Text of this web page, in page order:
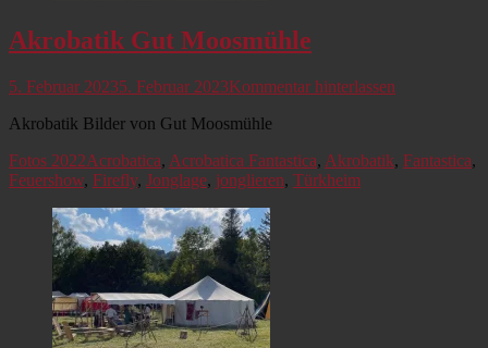
Akrobatik Gut Moosmühle
Veröffentlicht
5. Februar 20235. Februar 2023Kommentar hinterlassen
Akrobatik Bilder von Gut Moosmühle
Kategorien
Fotos 2022Schlagworte
Acrobatica, Acrobatica Fantastica, Akrobatik, Fantastica,
Feuershow, Firefly, Jonglage, jonglieren, Türkheim